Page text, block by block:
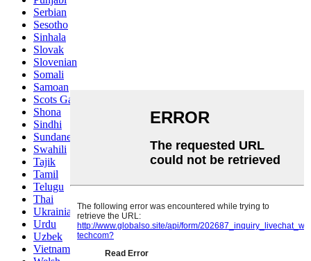
Serbian
Sesotho
Sinhala
Slovak
Slovenian
Somali
Samoan
Scots Gaelic
Shona
Sindhi
Sundanese
Swahili
Tajik
Tamil
Telugu
Thai
Ukrainian
Urdu
Uzbek
Vietnamese